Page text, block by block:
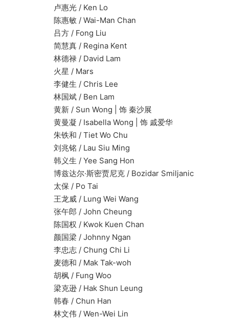
卢惠光 / Ken Lo
陈惠敏 / Wai-Man Chan
吕方 / Fong Liu
简慧真 / Regina Kent
林德禄 / David Lam
火星 / Mars
李健生 / Chris Lee
林国斌 / Ben Lam
黄新 / Sun Wong | 饰 秦沙展
黄曼凝 / Isabella Wong | 饰 戚爱华
朱铁和 / Tiet Wo Chu
刘兆铭 / Lau Siu Ming
韩义生 / Yee Sang Hon
博兹达尔·斯密贾尼克 / Bozidar Smiljanic
太保 / Po Tai
王龙威 / Lung Wei Wang
张午郎 / John Cheung
陈国权 / Kwok Kuen Chan
颜国梁 / Johnny Ngan
李忠志 / Chung Chi Li
麦德和 / Mak Tak-woh
胡枫 / Fung Woo
梁克逊 / Hak Shun Leung
韩春 / Chun Han
林文伟 / Wen-Wei Lin